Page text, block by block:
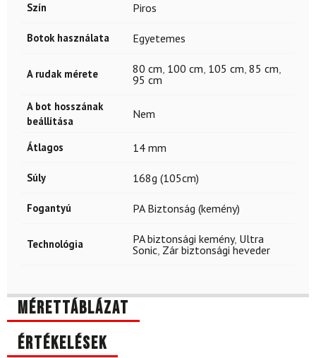
Szín Piros
Botok használata Egyetemes
A rudak mérete 80 cm 100 cm 105 cm 85 cm
95 cm
A bot hosszának
beállítása
Nem
Átlagos 14 mm
Súly 168g (105cm)
Fogantyú PA Biztonság (kemény)
Technológia PA biztonsági kemény, Ultra
Sonic Zár biztonsági heveder
Mérettáblázat
Értékelések